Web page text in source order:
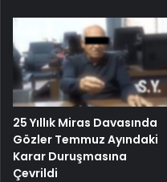
25 Yıllık Miras Davasında
Gözler Temmuz Ayındaki
Karar Duruşmasına
Çevrildi